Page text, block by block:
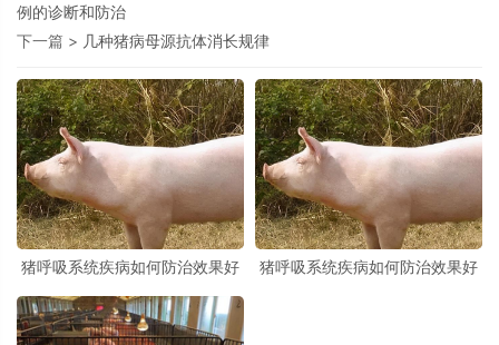
例的诊断和防治
下一篇 > 几种猪病母源抗体消长规律
猪呼吸系统疾病如何防治效果好 猪呼吸系统疾病如何防治效果好